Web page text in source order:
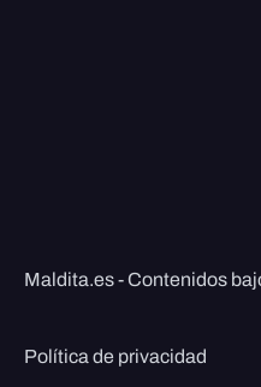
Maldita.es - Contenidos
Política de privacidad